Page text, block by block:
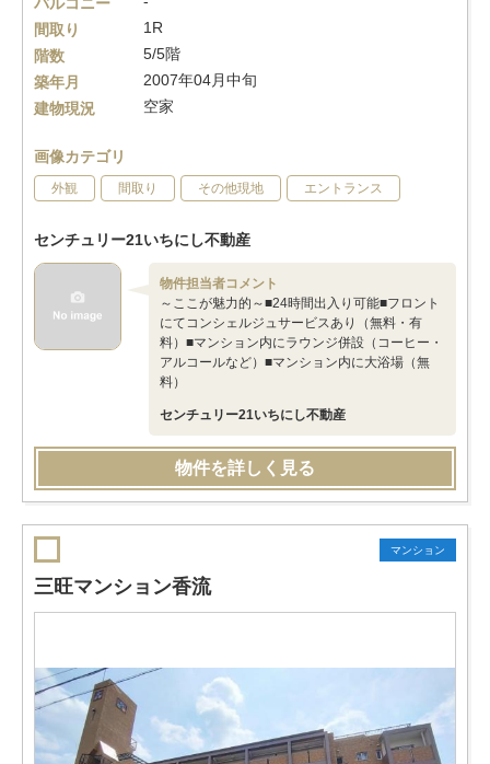
間取り
1R
階数
5/5階
築年月
2007年04月中旬
建物現況
空家
画像カテゴリ
外観 間取り その他現地 エントランス
センチュリー21いちにし不動産
物件担当者コメント
～ここが魅力的～■24時間出入り可能■フロント
にてコンシェルジュサービスあり（無料・有
料）■マンション内にラウンジ併設（コーヒー・
アルコールなど）■マンション内に大浴場（無
料）
センチュリー21いちにし不動産
物件を詳しく見る
マンション
三旺マンション香流